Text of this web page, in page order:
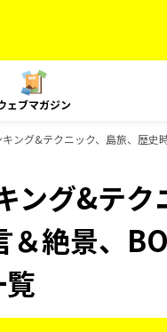
ェブマガジン
ング&テクニック、島旅、歴史
グ&テク
絶景、